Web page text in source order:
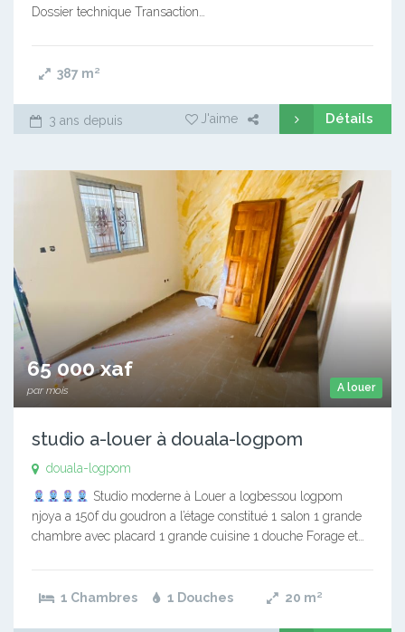
Dossier technique Transaction…
387 m²
3 ans depuis J'aime Détails
A louer
65 000 xaf
par mois
studio a-louer à douala-logpom
douala-logpom
Studio moderne à Louer a logbessou logpom
njoya a 150f du goudron a l’étage constitué 1 salon 1 grande
chambre avec placard 1 grande cuisine 1 douche Forage et…
1 Chambres 1 Douches 20 m²